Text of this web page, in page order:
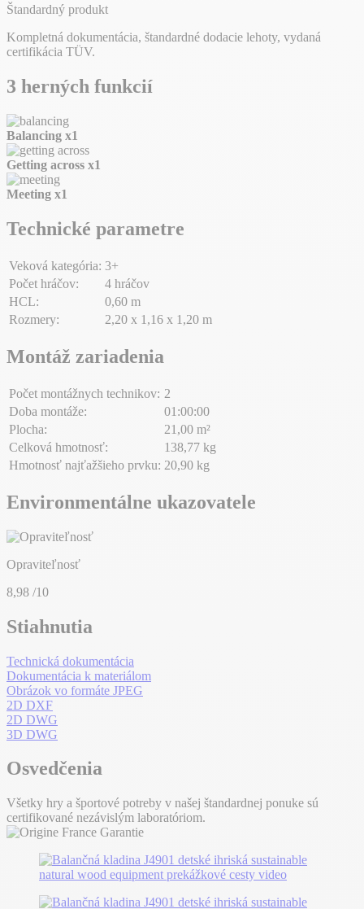
Štandardný produkt
Kompletná dokumentácia, štandardné dodacie lehoty, vydaná
certifikácia TÜV.
3 herných funkcií
Balancing x1
Getting across x1
Meeting x1
Technické parametre
Veková kategória: 3+
Počet hráčov:
4 hráčov
HCL:
0,60 m
Rozmery:
2,20 x 1,16 x 1,20 m
Montáž zariadenia
Počet montážnych technikov: 2
Doba montáže:
01:00:00
Plocha:
21,00 m²
Celková hmotnosť:
138,77 kg
Hmotnosť najťažšieho prvku: 20,90 kg
Environmentálne ukazovatele
Opraviteľnosť
8,98 /10
Stiahnutia
Technická dokumentácia
Dokumentácia k materiálom
Obrázok vo formáte JPEG
2D DXF
2D DWG
3D DWG
Osvedčenia
Všetky hry a športové potreby v našej štandardnej ponuke sú
certifikované nezávislým laboratóriom.